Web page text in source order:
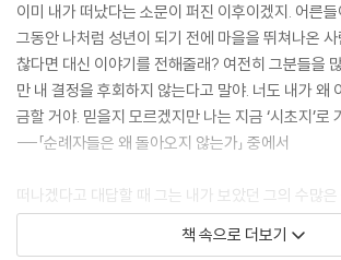
이미 내가 떠났다는 소문이 퍼진 이후이겠지. 어른
그동안 나처럼 성년이 되기 전에 마을을 뛰쳐나온
찮다면 대신 이야기를 전해줄래? 여전히 그분들을
만 내 결정을 후회하지 않는다고 말야. 너도 내가 왜
금할 거야. 믿을지 모르겠지만 나는 지금 ‘시초지’로
---「순례자들은 왜 돌아오지 않는가」 중에서
떠나겠다고 대답할 때 그는 내가 보았던 그의 수많
장 나은 미소를 짓고 있었지. 그때 나는 알았어.
우리는 그곳에서 괴로울 거야.
책 속으로 더보기